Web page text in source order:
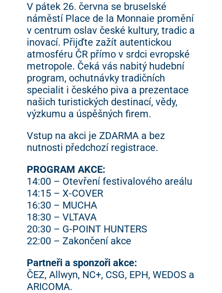
V pátek 26. června se bruselské
náměstí Place de la Monnaie promění
v centrum oslav české kultury, tradic a
inovací. Přijďte zažít autentickou
atmosféru ČR přímo v srdci evropské
metropole. Čeká vás nabitý hudební
program, ochutnávky tradičních
specialit i českého piva a prezentace
našich turistických destinací, vědy,
výzkumu a úspěšných firem.
Vstup na akci je ZDARMA a bez
nutnosti předchozí registrace.
PROGRAM AKCE:
14:00 – Otevření festivalového areálu
14:15 – X-COVER
16:30 – MUCHA
18:30 – VLTAVA
20:30 – G-POINT HUNTERS
22:00 – Zakončení akce
Partneři a sponzoři akce:
ČEZ, Allwyn, NC+, CSG, EPH, WEDOS a
ARICOMA.